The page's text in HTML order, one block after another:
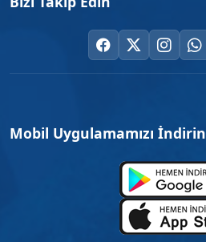
Mobil Uygulamamızı İndirin